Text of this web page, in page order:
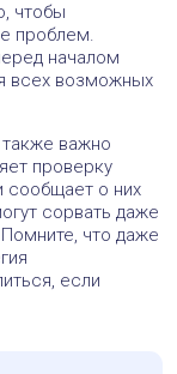
чтобы
проблем.
началом
всех возможных
важно
проверку
сообщает о них
сорвать даже
что даже
если